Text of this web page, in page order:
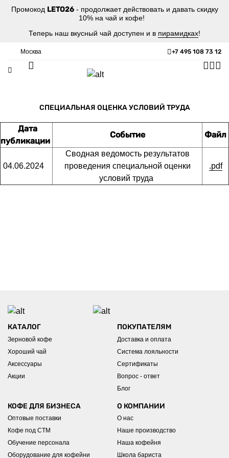
Промокод LETO26- продолжает действовать и давать скидку
10% на чай и кофе!
Теперь наш вкусный чай доступен и в пирамидках!
+7 495 108 73 12
Москва
СПЕЦИАЛЬНАЯ ОЦЕНКА УСЛОВИЙ ТРУДА
Дата
публикации
Событие Файл
04.06.2024
Сводная ведомость результатов
проведения специальной оценки
условий труда
.pdf
КАТАЛОГ
Зерновой кофе
Хороший чай
Аксессуары
Акции
ПОКУПАТЕЛЯМ
Доставка и оплата
Система лояльности
Сертификаты
Вопрос - ответ
Блог
КОФЕ ДЛЯ БИЗНЕСА
Оптовые поставки
Кофе под СТМ
Обучение персонала
Оборудование для кофейни
О КОМПАНИИ
О нас
Наше производство
Наша кофейня
Школа бариста